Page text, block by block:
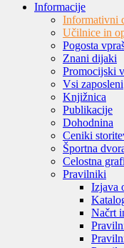
Informacije
Informativni
Učilnice in
Pogosta
Znani dijaki
Promocijski
Vsi zaposleni
Knjižnica
Publikacije
Dohodnina
Ceniki
Športna
Celostna
Pravilniki
Izjava
Načrt